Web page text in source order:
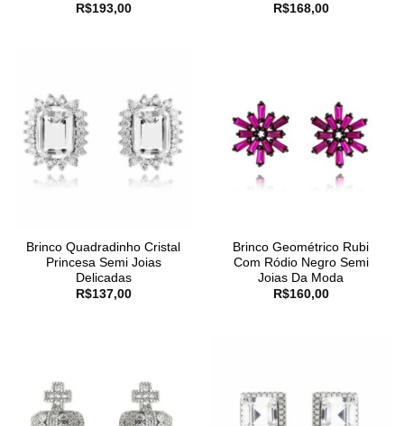
R$193,00
R$168,00
Brinco Quadradinho Cristal
Princesa Semi Joias
Delicadas
R$137,00
Brinco Geométrico Rubi
Com Ródio Negro Semi
Joias Da Moda
R$160,00